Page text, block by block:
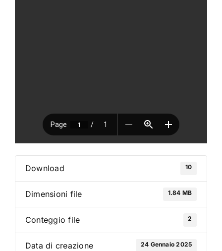
Download 10
Dimensioni file 1.84 MB
Conteggio file 2
Data di creazione 24 Gennaio 2025